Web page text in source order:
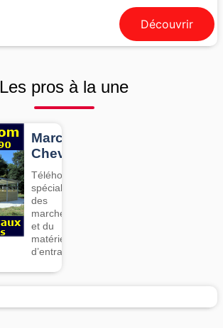
Découvrir
Les pros à la une
Marcheurs
Chevaux
Téléhorse,
spécialiste
des
marcheurs
et du
matériel
d’entrainement